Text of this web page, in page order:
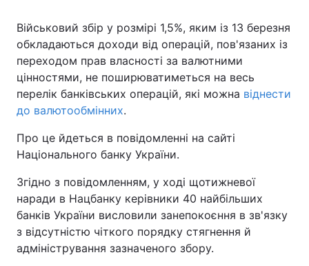
Військовий збір у розмірі 1,5%, яким із 13 березня
обкладаються доходи від операцій, пов'язаних із
переходом прав власності за валютними
цінностями, не поширюватиметься на весь
перелік банківських операцій, які можна віднести
до валютообмінних.
Про це йдеться в повідомленні на сайті
Національного банку України.
Згідно з повідомленням, у ході щотижневої
наради в Нацбанку керівники 40 найбільших
банків України висловили занепокоєння в зв'язку
з відсутністю чіткого порядку стягнення й
адміністрування зазначеного збору.